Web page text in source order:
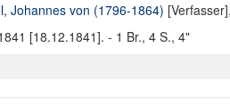
Johannes von (1796-1864)
[18.12.1841]. - 1 Br., 4 S., 4"